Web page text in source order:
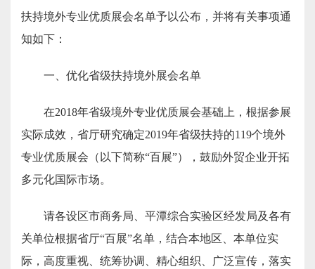
扶持境外专业优质展会名单予以公布，并将有关事项通
知如下：
一、优化省级扶持境外展会名单
在2018年省级境外专业优质展会基础上 ，根据参展
实际成效，省厅研究确定2019年省级扶持的119个境外
专业优质展会 （以下简称“百展”）
，鼓励外贸企业开拓
多元化国际市场。
请各设区市商务局、平潭综合实验区经发局及各有
关单位根据省厅“百展”名单，结合本地区、本单位实
际，高度重视、统筹协调、精心组织、广泛宣传，落实